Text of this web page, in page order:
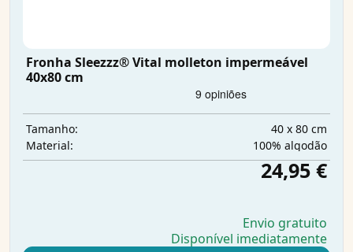
Fronha Sleezzz® Vital molleton impermeável
40x80 cm
Tamanho:
40 x 80 cm
Material:
100% algodão
24,95 €
Envio gratuito
Disponível imediatamente